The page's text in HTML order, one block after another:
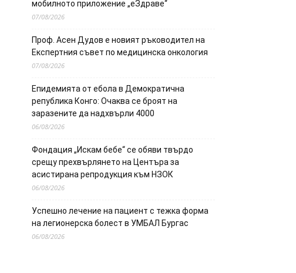
мобилното приложение „еЗдраве“
07/08/2026
Проф. Асен Дудов е новият ръководител на
Експертния съвет по медицинска онкология
07/08/2026
Епидемията от ебола в Демократична
република Конго: Очаква се броят на
заразените да надхвърли 4000
06/08/2026
Фондация „Искам бебе“ се обяви твърдо
срещу прехвърлянето на Центъра за
асистирана репродукция към НЗОК
06/08/2026
Успешно лечение на пациент с тежка форма
на легионерска болест в УМБАЛ Бургас
06/08/2026